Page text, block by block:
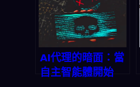
AI代理的暗面：當
自主智能體開始